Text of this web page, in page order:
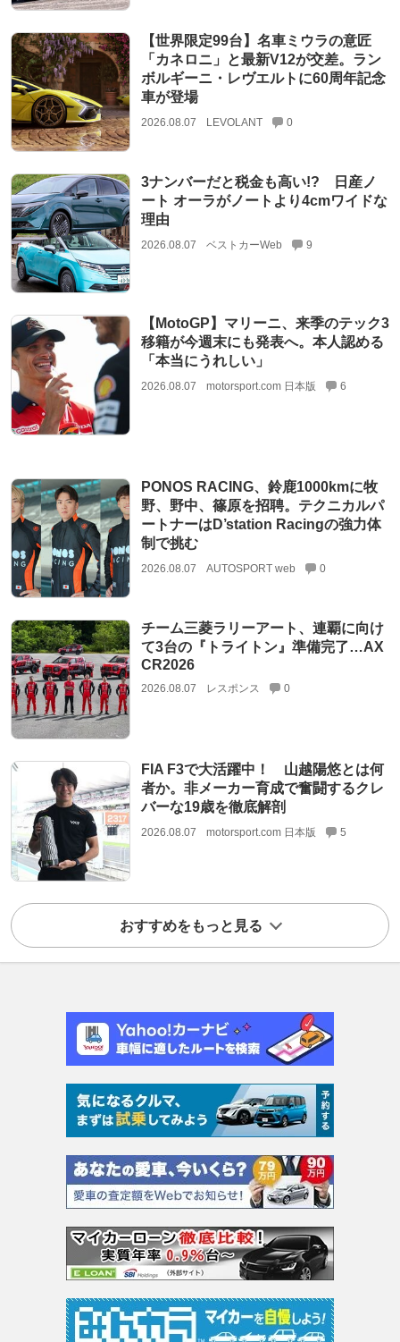
【世界限定99台】名車ミウラの意匠
「カネロニ」と最新V12が交差。ラン
ボルギーニ・レヴエルトに60周年記念
車が登場
2026.08.07 LEVOLANT 0
3ナンバーだと税金も高い!? 日産ノ
ート オーラがノートより4cmワイドな
理由
2026.08.07 ベストカーWeb 9
【MotoGP】マリーニ、来季のテック3
移籍が今週末にも発表へ。本人認める
「本当にうれしい」
2026.08.07 motorsport.com 日本版 6
PONOS RACING、鈴鹿1000kmに牧
野、野中、篠原を招聘。テクニカルパ
ートナーはD’station Racingの強力体
制で挑む
2026.08.07 AUTOSPORT web 0
チーム三菱ラリーアート、連覇に向け
て3台の『トライトン』準備完了…AX
CR2026
2026.08.07 レスポンス 0
FIA F3で大活躍中！ 山越陽悠とは何
者か。非メーカー育成で奮闘するクレ
バーな19歳を徹底解剖
2026.08.07 motorsport.com 日本版 5
おすすめをもっと見る